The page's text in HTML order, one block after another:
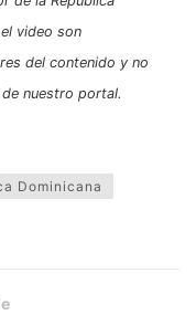
video son
del contenido y no
nuestro portal.
Dominicana